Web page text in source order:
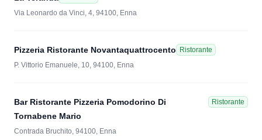
Via Leonardo da Vinci, 4, 94100, Enna
Pizzeria Ristorante Novantaquattrocento
Ristorante
P. Vittorio Emanuele, 10, 94100, Enna
Bar Ristorante Pizzeria Pomodorino Di
Tornabene Mario
Ristorante
Contrada Bruchito, 94100, Enna